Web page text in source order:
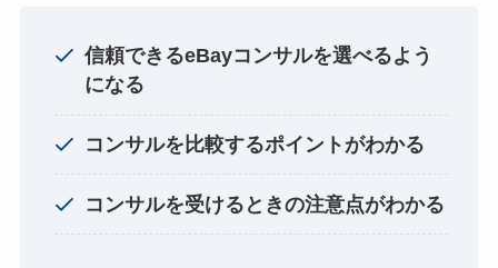
信頼できるeBayコンサルを選べるよう
になる
コンサルを比較するポイントがわかる
コンサルを受けるときの注意点がわかる